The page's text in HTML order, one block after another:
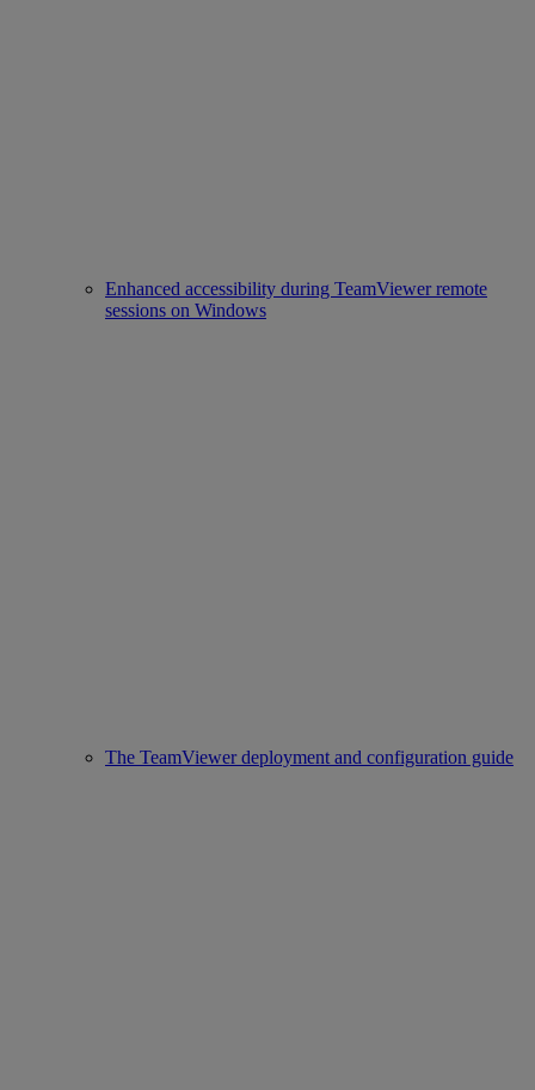
Enhanced accessibility during TeamViewer remote
sessions on Windows
The TeamViewer deployment and configuration guide